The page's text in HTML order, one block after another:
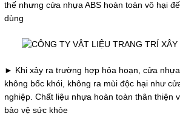
thế nhưng cửa nhựa ABS hoàn toàn vô hại
dùng
► Khi xảy ra trường hợp hỏa hoạn, cửa
không bốc khói, không ra mùi độc hại như
nghiệp. Chất liệu nhựa hoàn toàn thân thiện
bảo vệ sức khỏe